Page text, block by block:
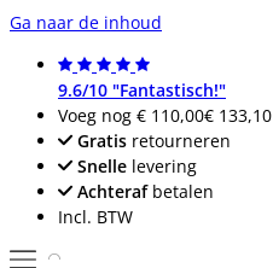
Ga naar de inhoud
9.6/10 "Fantastisch!"
Voeg nog € 110,00€ 133,10
Gratis retourneren
Snelle levering
Achterafbetalen
Incl. BTW